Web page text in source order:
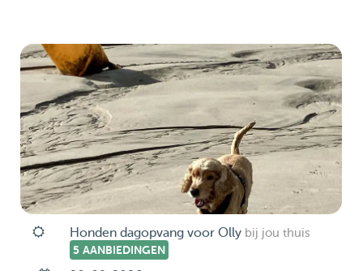
Honden dagopvang voor Olly bij jou thuis
5 AANBIEDINGEN